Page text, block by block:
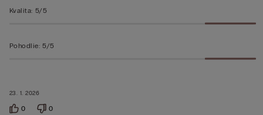
23. 1. 2026
Kvalita: 5/5
Pohodlie: 5/5
0 0